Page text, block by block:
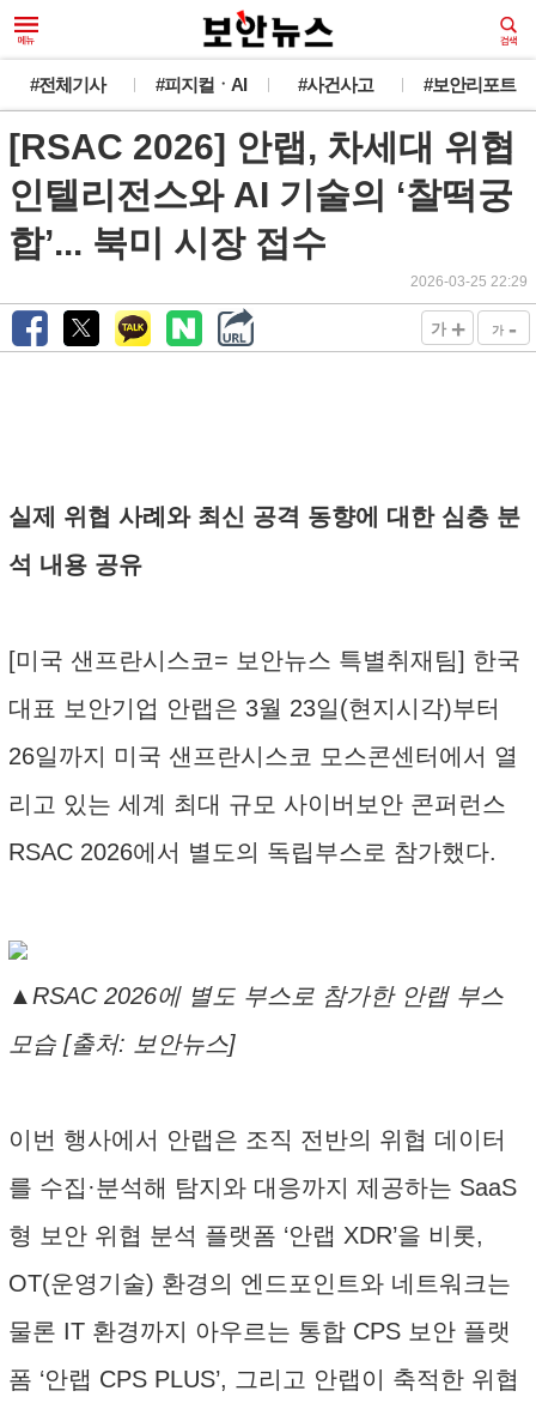
#전체기사 #피지컬ㆍAI #사건사고 #보안리포트
[RSAC 2026] 안랩, 차세대 위협
인텔리전스와 AI 기술의 ‘찰떡궁
합’... 북미 시장 접수
2026-03-25 22:29
가 + 가 -
실제 위협 사례와 최신 공격 동향에 대한 심층 분
석 내용 공유
[미국 샌프란시스코= 보안뉴스 특별취재팀] 한국
대표 보안기업 안랩은 3월 23일(현지시각)부터
26일까지 미국 샌프란시스코 모스콘센터에서 열
리고 있는 세계 최대 규모 사이버보안 콘퍼런스
RSAC 2026에서 별도의 독립부스로 참가했다.
▲RSAC 2026에 별도 부스로 참가한 안랩 부스
모습 [출처: 보안뉴스]
이번 행사에서 안랩은 조직 전반의 위협 데이터
를 수집·분석해 탐지와 대응까지 제공하는 SaaS
형 보안 위협 분석 플랫폼 ‘안랩 XDR’을 비롯,
OT(운영기술) 환경의 엔드포인트와 네트워크는
물론 IT 환경까지 아우르는 통합 CPS 보안 플랫
폼 ‘안랩 CPS PLUS’, 그리고 안랩이 축적한 위협